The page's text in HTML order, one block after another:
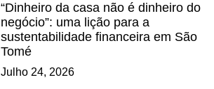
“Dinheiro da casa não é dinheiro do
negócio”: uma lição para a
sustentabilidade financeira em São
Tomé
Julho 24, 2026